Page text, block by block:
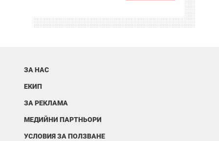
ЗА НАС
ЕКИП
ЗА РЕКЛАМА
МЕДИЙНИ ПАРТНЬОРИ
УСЛОВИЯ ЗА ПОЛЗВАНЕ